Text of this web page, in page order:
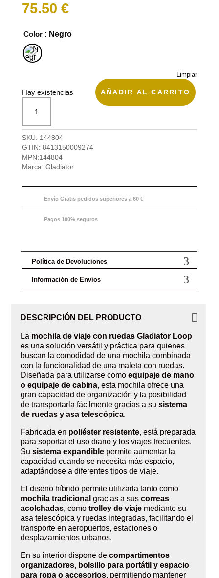
75.50 €
Color : Negro
Limpiar
Hay existencias
mochila
y
ruedas,
debajo
asiento
Vueling
Ryanair,
Gladiator
Loop
cantidad
AÑADIR AL CARRITO
SKU: 144804
GTIN: 8413150009274
MPN:144804
Marca: Gladiator
Envío Gratis pedidos superiores a 60 €
Pagos 100% seguros
Política de Devoluciones
Información de Envíos
DESCRIPCIÓN DEL PRODUCTO
La mochila de viaje con ruedas Gladiator Loop
es una solución versátil y práctica para quienes
buscan la comodidad de una mochila combinada
con la funcionalidad de una maleta con ruedas.
Diseñada para utilizarse comoequipaje de mano
o equipaje de cabina, esta mochila ofrece una
gran capacidad de organización y la posibilidad
de transportarla fácilmente gracias a susistema
de ruedas y asa telescópica.
Fabricada en poliéster resistente, está preparada
para soportar el uso diario y los viajes frecuentes.
Susistema expandible permite aumentar la
capacidad cuando se necesita más espacio,
adaptándose a diferentes tipos de viaje.
El diseño híbrido permite utilizarla tanto como
mochila tradicional gracias a suscorreas
acolchadas, comotrolley de viaje mediante su
asa telescópica y ruedas integradas, facilitando el
transporte en aeropuertos, estaciones o
desplazamientos urbanos.
En su interior dispone decompartimentos
organizadores, bolsillo para portátil y espacio
para ropa o accesorios, permitiendo mantener